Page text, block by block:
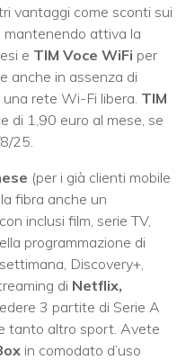
vantaggi come sconti sui
mantenendo attiva la
e TIM Voce WiFi per
anche in assenza di
rete Wi-Fi libera. TIM
di 1,90 euro al mese, se
25.
(per i già clienti mobile
fibra anche un
con inclusi film, serie TV,
programmazione di
Discovery+,
di Netflix,
3 partite di Serie A
tanto altro sport. Avete
in comodato d’uso